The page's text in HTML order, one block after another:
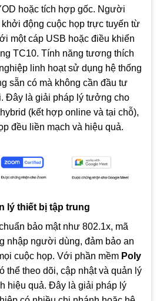
hoặc tích hợp gốc. Người
động cuộc họp trực tuyến từ
một cáp USB hoặc điều khiển
TC10. Tính năng tương thích
linh hoạt sử dụng hệ thống
sẵn có mà không cần đầu tư
Đây là giải pháp lý tưởng cho
(kết hợp online và tại chỗ),
đều liền mạch và hiệu quả.
lý thiết bị tập trung
bảo mật như 802.1x, mã
nhập người dùng, đảm bảo an
cuộc họp. Với phần mềm Poly
thể theo dõi, cập nhật và quản lý
hiệu quả. Đây là giải pháp lý